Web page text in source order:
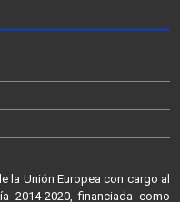
la Unión Europea con cargo al
2014-2020, financiada como